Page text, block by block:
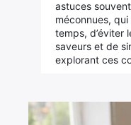
astuces
méconnues,
temps, d’éviter
saveurs et de
explorant ces